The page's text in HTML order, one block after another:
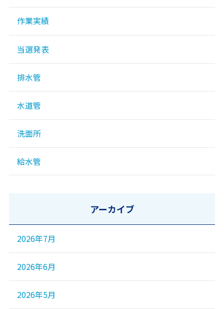
作業実績
当選発表
排水管
水道管
洗面所
給水管
アーカイブ
2026年7月
2026年6月
2026年5月